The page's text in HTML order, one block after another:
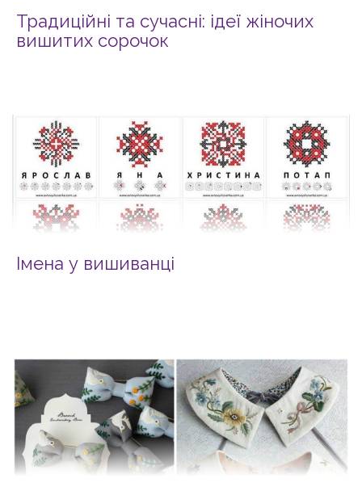
Традиційні та сучасні: ідеї жіночих
вишитих сорочок
Імена у вишиванці